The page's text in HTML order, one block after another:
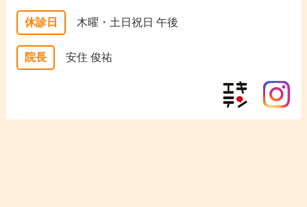
休診日 木曜・土日祝日 午後
院長 安住 俊祐